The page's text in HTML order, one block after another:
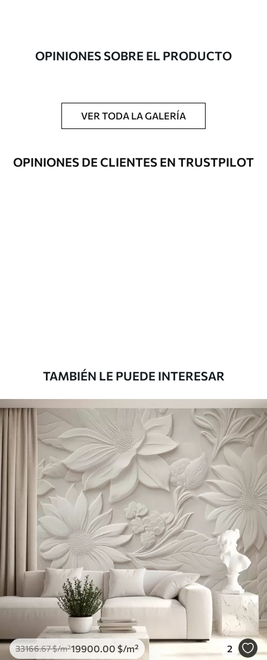
Adicionalmente
Disponible con recubrimiento de barniz
esponja suave. Los murales de pared con
recubrimiento de barniz pueden
Método de
Hasta 360 cm de altura: aplicación sin
Vinilo Premium
43816.6726290.00$/m²
OPINIONES SOBRE EL PRODUCTO
VER TODA LA GALERÍA
OPINIONES DE CLIENTES EN TRUSTPILOT
TAMBIÉN LE PUEDE INTERESAR
33166.67$/m²19900 .00 $/m² 2